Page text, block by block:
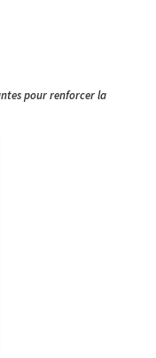
pour renforcer la